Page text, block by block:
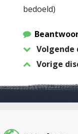
bedoeld)
Volgende
Vorige